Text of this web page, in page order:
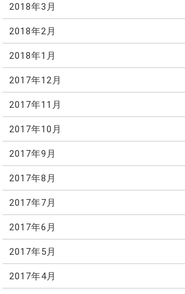
2018年3月
2018年2月
2018年1月
2017年12月
2017年11月
2017年10月
2017年9月
2017年8月
2017年7月
2017年6月
2017年5月
2017年4月